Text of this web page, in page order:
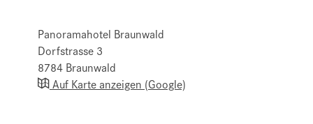
Panoramahotel Braunwald
Dorfstrasse 3
8784 Braunwald
Auf Karte anzeigen (Google)